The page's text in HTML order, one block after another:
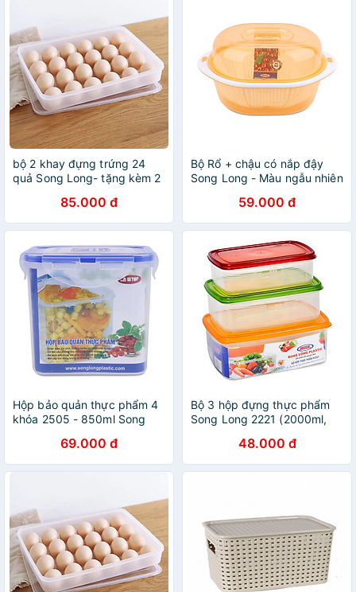
bộ 2 khay đựng trứng 24
quả Song Long- tặng kèm 2
85.000 đ
Bộ Rổ + chậu có nắp đậy
Song Long - Màu ngẫu nhiên
59.000 đ
Hộp bảo quản thực phẩm 4
khóa 2505 - 850ml Song
69.000 đ
Bộ 3 hộp đựng thực phẩm
Song Long 2221 (2000ml,
48.000 đ